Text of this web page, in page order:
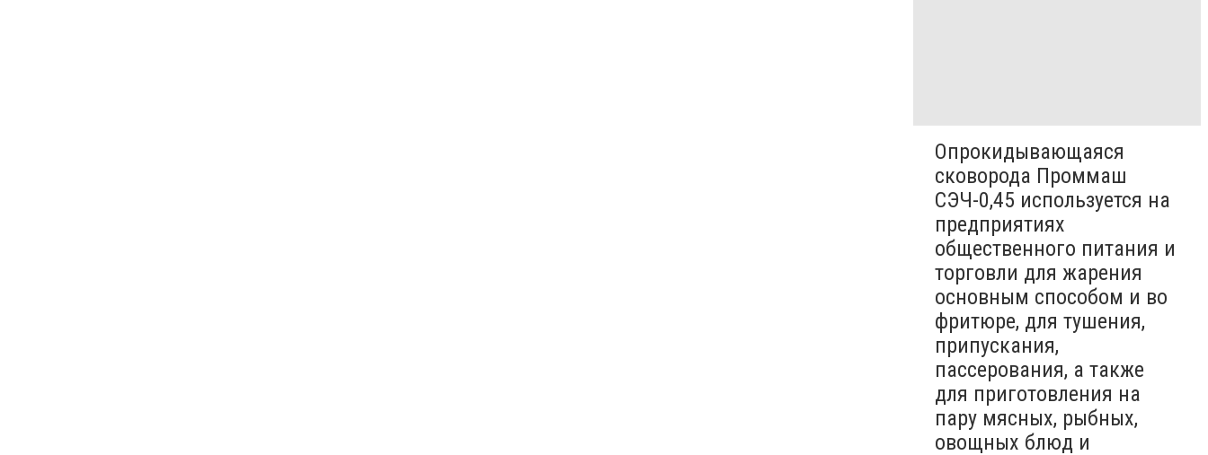
Опрокидывающаяся
сковорода Проммаш
СЭЧ-0,45 используется на
предприятиях
общественного питания и
торговли для жарения
основным способом и во
фритюре, для тушения,
припускания,
пассерования, а также
для приготовления на
пару мясных, рыбных,
овощных блюд и